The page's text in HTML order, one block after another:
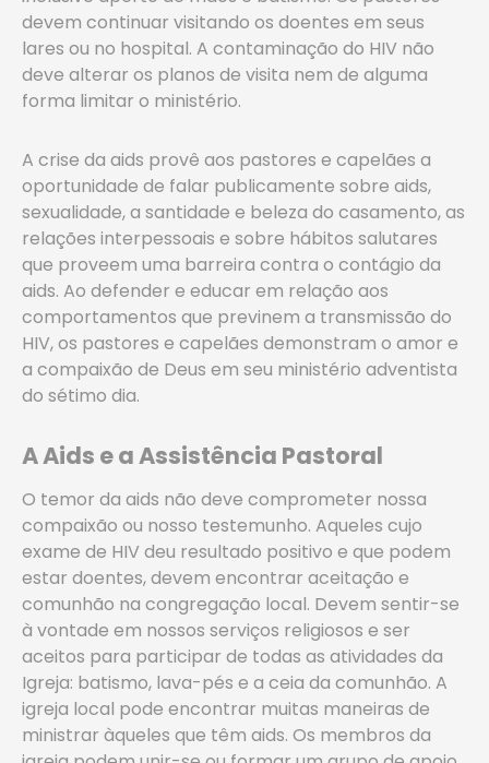
devem continuar visitando os doentes em seus
lares ou no hospital. A contaminação do HIV não
deve alterar os planos de visita nem de alguma
forma limitar o ministério.
A crise da aids provê aos pastores e capelães a
oportunidade de falar publicamente sobre aids,
sexualidade, a santidade e beleza do casamento, as
relações interpessoais e sobre hábitos salutares
que proveem uma barreira contra o contágio da
aids. Ao defender e educar em relação aos
comportamentos que previnem a transmissão do
HIV, os pastores e capelães demonstram o amor e
a compaixão de Deus em seu ministério adventista
do sétimo dia.
A Aids e a Assistência Pastoral
O temor da aids não deve comprometer nossa
compaixão ou nosso testemunho. Aqueles cujo
exame de HIV deu resultado positivo e que podem
estar doentes, devem encontrar aceitação e
comunhão na congregação local. Devem sentir-se
à vontade em nossos serviços religiosos e ser
aceitos para participar de todas as atividades da
Igreja: batismo, lava-pés e a ceia da comunhão. A
igreja local pode encontrar muitas maneiras de
ministrar àqueles que têm aids. Os membros da